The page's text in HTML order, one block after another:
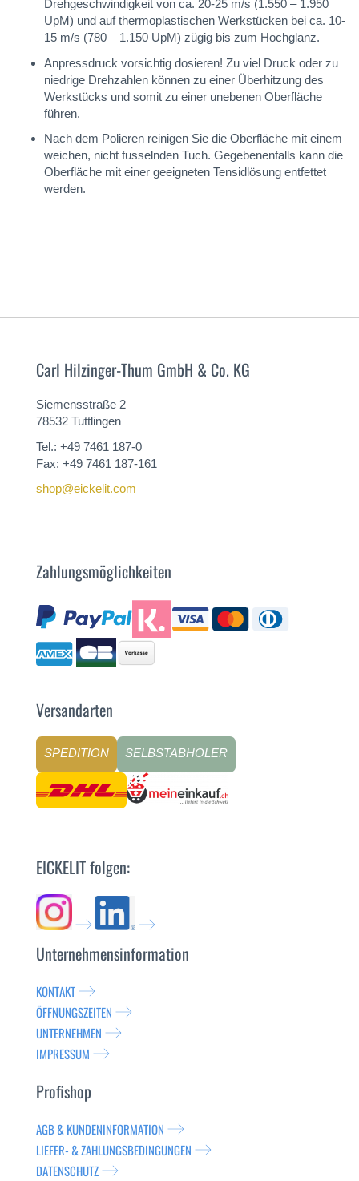
Drehgeschwindigkeit von ca. 20-25 m/s (1.550 – 1.950
UpM) und auf thermoplastischen Werkstücken bei ca. 10-
15 m/s (780 – 1.150 UpM) zügig bis zum Hochglanz.
Anpressdruck vorsichtig dosieren! Zu viel Druck oder zu
niedrige Drehzahlen können zu einer Überhitzung des
Werkstücks und somit zu einer unebenen Oberfläche
führen.
Nach dem Polieren reinigen Sie die Oberfläche mit einem
weichen, nicht fusselnden Tuch. Gegebenenfalls kann die
Oberfläche mit einer geeigneten Tensidlösung entfettet
werden.
Carl Hilzinger-Thum GmbH & Co. KG
Siemensstraße 2
78532 Tuttlingen
Tel.: +49 7461 187-0
Fax: +49 7461 187-161
shop@eickelit.com
Zahlungsmöglichkeiten
Versandarten
SPEDITION SELBSTABHOLER
EICKELIT folgen:
Unternehmensinformation
KONTAKT
ÖFFNUNGSZEITEN
UNTERNEHMEN
IMPRESSUM
Profishop
AGB & KUNDENINFORMATION
LIEFER- & ZAHLUNGSBEDINGUNGEN
DATENSCHUTZ